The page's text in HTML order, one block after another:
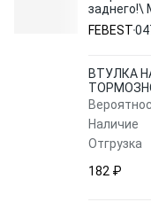
заднего!\
CSLOWR
FEBEST
ВТУЛКА
Наличие
Отгрузка
182 ₽